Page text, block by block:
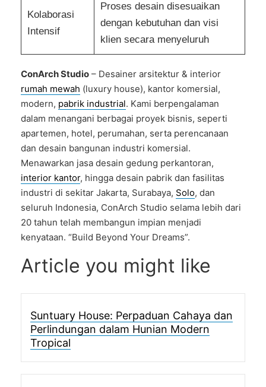
Kolaborasi
Intensif
Proses desain disesuaikan
dengan kebutuhan dan visi
klien secara menyeluruh
ConArch Studio – Desainer arsitektur & interior
rumah mewah (luxury house), kantor komersial,
modern, pabrik industrial. Kami berpengalaman
dalam menangani berbagai proyek bisnis, seperti
apartemen, hotel, perumahan, serta perencanaan
dan desain bangunan industri komersial.
Menawarkan jasa desain gedung perkantoran,
interior kantor, hingga desain pabrik dan fasilitas
industri di sekitar Jakarta, Surabaya, Solo, dan
seluruh Indonesia, ConArch Studio selama lebih dari
20 tahun telah membangun impian menjadi
kenyataan. “Build Beyond Your Dreams”.
Article you might like
Suntuary House: Perpaduan Cahaya dan
Perlindungan dalam Hunian Modern
Tropical